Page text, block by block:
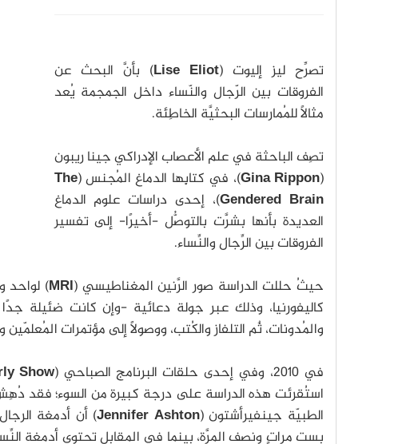
تصرِّح ليز إليوت (Lise Eliot) بأنَّ البحث عن
الفروقات بين الرّجال والنّساء داخل الجمجمة يُعد
مثالًا للمُمارسات البحثيَّة الخاطِئة.
تصِف الباحثة في علم الأعصاب الإدراكي جينا ريبون
(
Gina Rippon)، في كتابِها الدماغ المُجنس (The
Gendered Brain)، إحدى دراسات علوم الدماغ
العديدة بأنها بشرَّت بالتوصُّل -أخيرًا- إلى تفسير
الفروقات بين الرِّجال والنِّساء.
حيثُ حللت الدراسة صور الرَّنين المغناطيسي (MRI) لواحد
كاليفورنيا، وذلك عبر جولة دعائية -وإن كانت ضئيلة جدًا
والمُدونات، ثٌم التلفاز والكُتب، ووصولًا إلى مؤتمرات المُعلمّين
في 2010، وفي إحدى حلقات البرنامج الصباحي (
Show
استُقرئت هذه الدراسة على درجة كبيرة من السوء؛ فقد
الطبيّة جينفيرأشتون (Jennifer Ashton) أن أدمغة
بست مراتٍ ونصف المرَّة، بينما في المقابل تحتوي أدمغة